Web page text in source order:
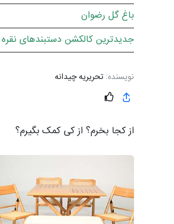
باغ گل رضوان
جدیدترین کالکشن دستبندهای نقره
نویسنده: تحریریه چیدانه
از کجا بخرم؟ از کی کمک بگیرم؟